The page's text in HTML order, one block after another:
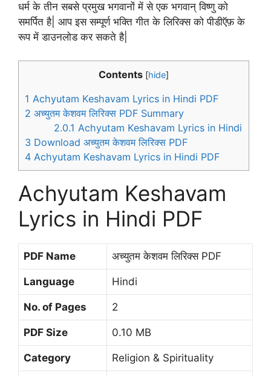
धर्म के तीन सबसे प्रमुख भगवानों में से एक भगवान् विष्णु को
समर्पित है| आप इस सम्पूर्ण भक्ति गीत के लिरिक्स को पीडीऍफ़ के
रूप में डाउनलोड कर सकते है|
Contents [hide]
1 Achyutam Keshavam Lyrics in Hindi PDF
2 अच्युतम केशवम लिरिक्स PDF Summary
2.0.1 Achyutam Keshavam Lyrics in Hindi
3 Download अच्युतम केशवम लिरिक्स PDF
4 Achyutam Keshavam Lyrics in Hindi PDF
Achyutam Keshavam
Lyrics in Hindi PDF
PDF Name अच्युतम केशवम लिरिक्स PDF
Language Hindi
No. of Pages 2
PDF Size 0.10 MB
Category Religion & Spirituality